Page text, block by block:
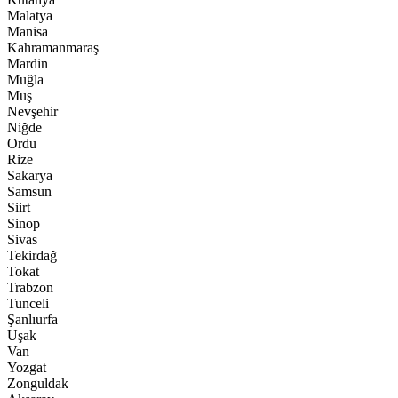
Malatya
Manisa
Kahramanmaraş
Mardin
Muğla
Muş
Nevşehir
Niğde
Ordu
Rize
Sakarya
Samsun
Siirt
Sinop
Sivas
Tekirdağ
Tokat
Trabzon
Tunceli
Şanlıurfa
Uşak
Van
Yozgat
Zonguldak